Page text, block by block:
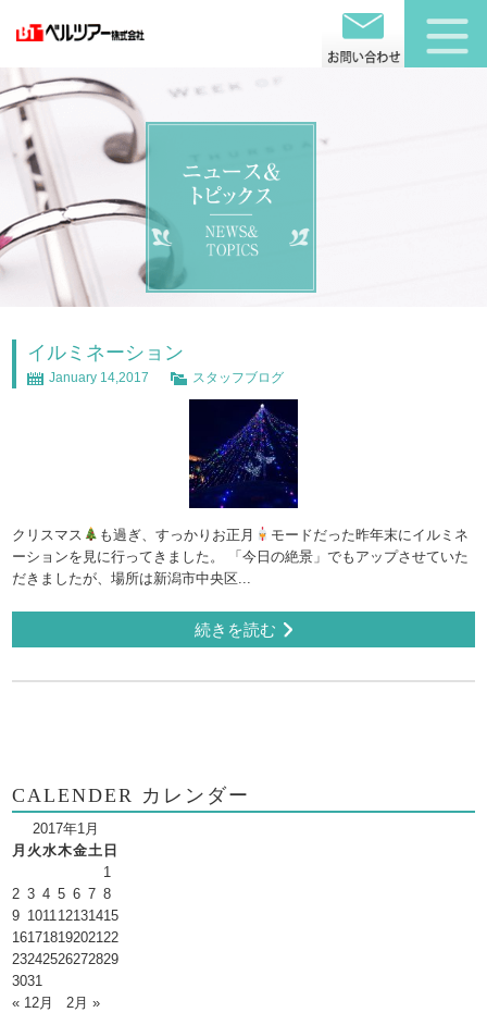
イルミネーション
January 14,2017 スタッフブログ
クリスマス も過ぎ、すっかりお正月
モードだった昨年末にイルミネ
ーションを見に行ってきました。 「今日の絶景」でもアップさせていた
だきましたが、場所は新潟市中央区...
続きを読む
CALENDER カレンダー
2017年1月
月 火水木金土 日
1
2 3 4 5 6 7 8
9 101112131415
16171819202122
23242526272829
3031
« 12月
2月 »